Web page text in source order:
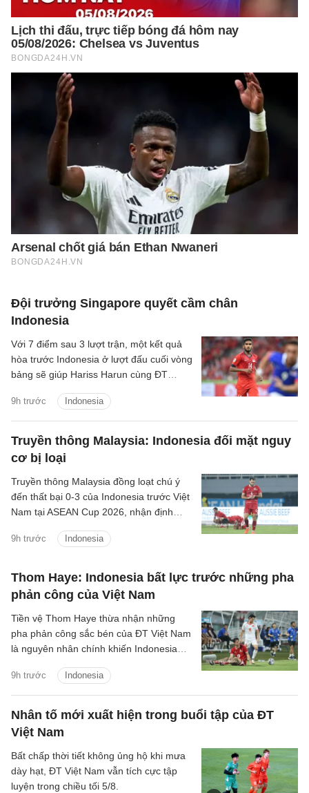
Đội trưởng Singapore quyết cầm chân
Indonesia
9h trước Indonesia
Với 7 điểm sau 3 lượt trận, một kết quả
hòa trước Indonesia ở lượt đấu cuối vòng
bảng sẽ giúp Hariss Harun cùng ĐT
Truyền thông Malaysia: Indonesia đối mặt nguy
cơ bị loại
9h trước Indonesia
Truyền thông Malaysia đồng loạt chú ý
đến thất bại 0-3 của Indonesia trước Việt
Nam tại ASEAN Cup 2026, nhận định
khu vực.
Thom Haye: Indonesia bất lực trước những pha
phản công của Việt Nam
9h trước Indonesia
Tiền vệ Thom Haye thừa nhận những
pha phản công sắc bén của ĐT Việt Nam
là nguyên nhân chính khiến Indonesia
bảng A ASEAN Cup 2026.
Nhân tố mới xuất hiện trong buổi tập của ĐT
Việt Nam
Bất chấp thời tiết không ủng hộ khi mưa
dày hạt, ĐT Việt Nam vẫn tích cực tập
luyện trong chiều tối 5/8.